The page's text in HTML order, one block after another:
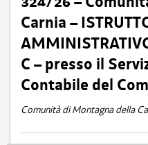
Carnia –
C – presso il
Contabile del
Comunità di Montagna della